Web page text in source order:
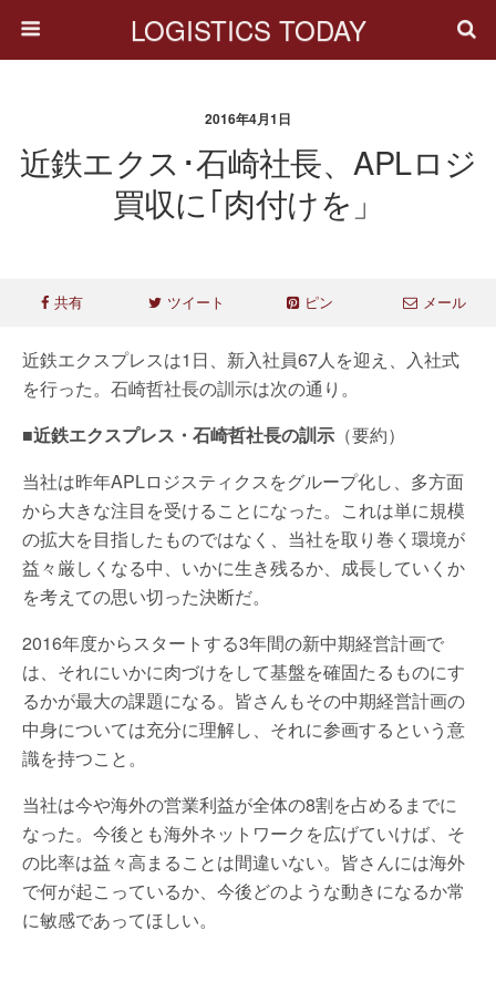
LOGISTICS TODAY
2016年4月1日
近鉄エクス･石崎社長、APLロジ
買収に｢肉付けを」
共有 ツイート ピン メール
近鉄エクスプレスは1日、新入社員67人を迎え、入社式
を行った。石崎哲社長の訓示は次の通り。
■近鉄エクスプレス・石崎哲社長の訓示 （要約）
当社は昨年APLロジスティクスをグループ化し、多方面
から大きな注目を受けることになった。これは単に規模
の拡大を目指したものではなく、当社を取り巻く環境が
益々厳しくなる中、いかに生き残るか、成長していくか
を考えての思い切った決断だ。
2016年度からスタートする3年間の新中期経営計画で
は、それにいかに肉づけをして基盤を確固たるものにす
るかが最大の課題になる。皆さんもその中期経営計画の
中身については充分に理解し、それに参画するという意
識を持つこと。
当社は今や海外の営業利益が全体の8割を占めるまでに
なった。今後とも海外ネットワークを広げていけば、そ
の比率は益々高まることは間違いない。皆さんには海外
で何が起こっているか、今後どのような動きになるか常
に敏感であってほしい。